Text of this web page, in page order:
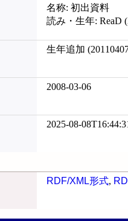
名称: 初出資料
読み・生年: ReaD
生年追加
2008-03-06
2025-08-
RDF/XML形式,